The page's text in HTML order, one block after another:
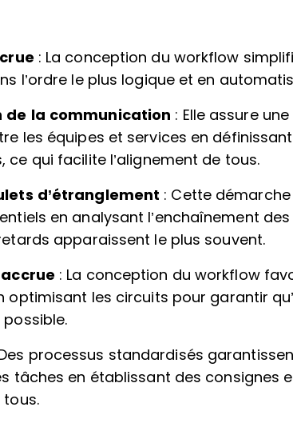
: La conception du workflow
l’ordre le plus logique et en
de la communication : Elle assure
les équipes et services en
ce qui facilite l’alignement de tous.
d’étranglement : Cette
en analysant l’enchaînement
apparaissent le plus souvent.
: La conception du workflow
optimisant les circuits pour garantir
processus standardisés
tâches en établissant des consignes
tous.